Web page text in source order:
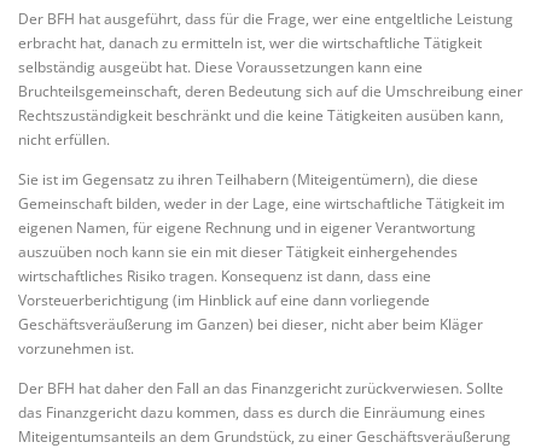
Der BFH hat ausgeführt, dass für die Frage, wer eine entgeltliche Leistung
erbracht hat, danach zu ermitteln ist, wer die wirtschaftliche Tätigkeit
selbständig ausgeübt hat. Diese Voraussetzungen kann eine
Bruchteilsgemeinschaft, deren Bedeutung sich auf die Umschreibung einer
Rechtszuständigkeit beschränkt und die keine Tätigkeiten ausüben kann,
nicht erfüllen.
Sie ist im Gegensatz zu ihren Teilhabern (Miteigentümern), die diese
Gemeinschaft bilden, weder in der Lage, eine wirtschaftliche Tätigkeit im
eigenen Namen, für eigene Rechnung und in eigener Verantwortung
auszuüben noch kann sie ein mit dieser Tätigkeit einhergehendes
wirtschaftliches Risiko tragen. Konsequenz ist dann, dass eine
Vorsteuerberichtigung (im Hinblick auf eine dann vorliegende
Geschäftsveräußerung im Ganzen) bei dieser, nicht aber beim Kläger
vorzunehmen ist.
Der BFH hat daher den Fall an das Finanzgericht zurückverwiesen. Sollte
das Finanzgericht dazu kommen, dass es durch die Einräumung eines
Miteigentumsanteils an dem Grundstück, zu einer Geschäftsveräußerung